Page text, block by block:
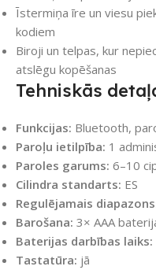
Īstermiņa īre un viesu
kodiem
Biroji un telpas, kur
atslēgu kopēšanas
Tehniskās
Funkcijas: Bluetooth,
Paroļu ietilpība: 1
Paroles garums: 6–10
Cilindra standarts: ES
Regulējamais
Barošana: 3× AAA
Baterijas darbības laiks:
Tastatūra: jā